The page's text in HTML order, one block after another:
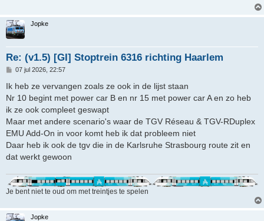
Jopke
Re: (v1.5) [GI] Stoptrein 6316 richting Haarlem
B
c
h
t
07 jul 2026, 22:57
Ik heb ze vervangen zoals ze ook in de lijst staan
Nr 10 begint met power car B en nr 15 met power car A en zo heb
ik ze ook compleet geswapt
Maar met andere scenario's waar de TGV Réseau & TGV-RDuplex
EMU Add-On in voor komt heb ik dat probleem niet
Daar heb ik ook de tgv die in de Karlsruhe Strasbourg route zit en
dat werkt gewoon
Je bent niet te oud om met treintjes te spelen
Jopke